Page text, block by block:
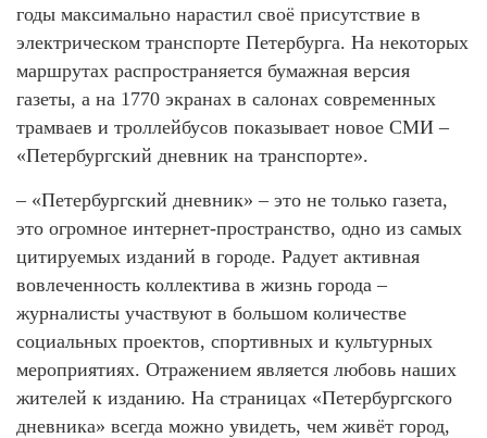
годы максимально нарастил своё присутствие в
электрическом транспорте Петербурга. На некоторых
маршрутах распространяется бумажная версия
газеты, а на 1770 экранах в салонах современных
трамваев и троллейбусов показывает новое СМИ –
«Петербургский дневник на транспорте».
– «Петербургский дневник» – это не только газета,
это огромное интернет-пространство, одно из самых
цитируемых изданий в городе. Радует активная
вовлеченность коллектива в жизнь города –
журналисты участвуют в большом количестве
социальных проектов, спортивных и культурных
мероприятиях. Отражением является любовь наших
жителей к изданию. На страницах «Петербургского
дневника» всегда можно увидеть, чем живёт город,